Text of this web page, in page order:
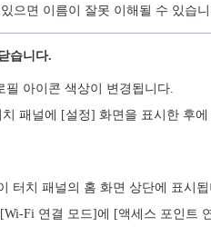
으면 이름이 잘못 이해될 수 있습니
습니다.
필 아이콘 색상이 변경됩니다.
패널에 [설정] 화면을 표시한 후
터치 패널의 홈 화면 상단에 표시됩
Fi 연결 모드]에 [액세스 포인트